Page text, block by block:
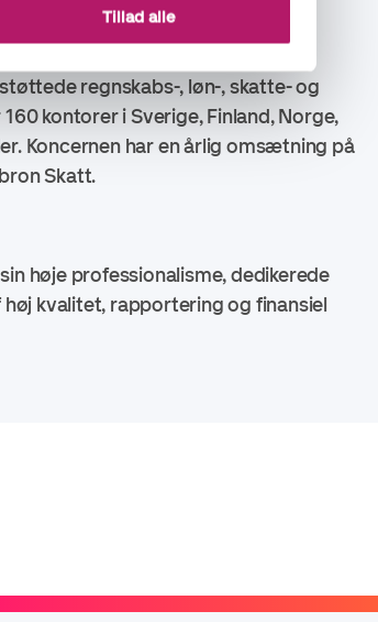
Tillad alle
regnskabs-, løn-, skatte- og
kontorer i Sverige, Finland, Norge,
Koncernen har en årlig omsætning på
Skatt.
høje professionalisme, dedikerede
kvalitet, rapportering og finansiel